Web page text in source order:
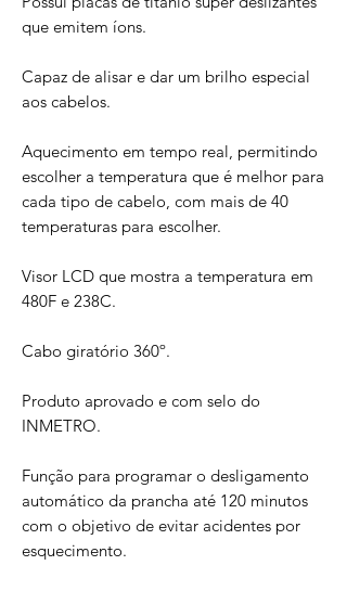
que emitem íons.
Capaz de alisar e dar um brilho especial
aos cabelos.
Aquecimento em tempo real, permitindo
escolher a temperatura que é melhor para
cada tipo de cabelo, com mais de 40
temperaturas para escolher.
Visor LCD que mostra a temperatura em
480F e 238C.
Cabo giratório 360º.
Produto aprovado e com selo do
INMETRO.
Função para programar o desligamento
automático da prancha até 120 minutos
com o objetivo de evitar acidentes por
esquecimento.